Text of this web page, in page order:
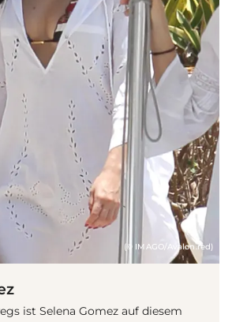
(© IMAGO/Avalon.red)
ist Selena Gomez auf diesem